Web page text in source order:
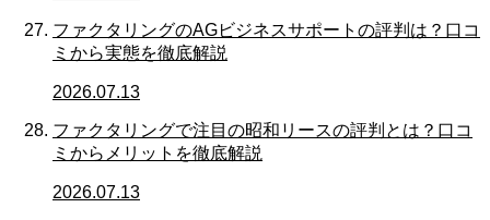
ファクタリングのAGビジネスサポートの評判は？口コ
ミから実態を徹底解説
2026.07.13
ファクタリングで注目の昭和リースの評判とは？口コ
ミからメリットを徹底解説
2026.07.13